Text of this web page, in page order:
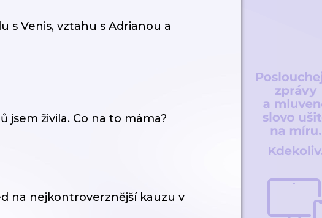
s Venis, vztahu s Adrianou a
jsem živila. Co na to máma?
na nejkontroverznější kauzu v